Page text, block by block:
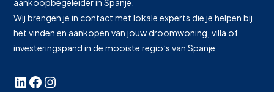
Wij brengen je in contact met lokale experts die je helpen bij
het vinden en aankopen van jouw droomwoning, villa of
investeringspand in de mooiste regio’s van Spanje.